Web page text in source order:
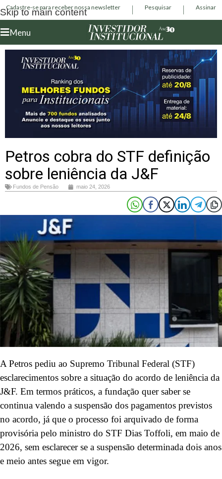
Skip to main content
Cadastre-se para receber nossa newsletter Pesquisar Assinar
Menu
Petros cobra do STF definição
sobre leniência da J&F
Fundos de Pensão maio 24, 2026
A Petros pediu ao Supremo Tribunal Federal (STF)
esclarecimentos sobre a situação do acordo de leniência da
J&F. Em termos práticos, a fundação quer saber se
continua valendo a suspensão dos pagamentos previstos
no acordo, já que o processo foi arquivado de forma
provisória pelo ministro do STF Dias Toffoli, em maio de
2026, sem esclarecer se a suspensão determinada dois anos
e meio antes segue em vigor.